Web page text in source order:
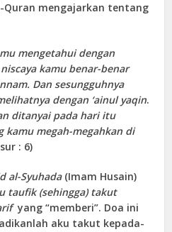
Quran mengajarkan tentang
mengetahui dengan
kamu benar-benar
Dan sesungguhnya
dengan ‘ainul yaqin.
ditanyai pada hari itu
kamu megah-megahkan di
: 6)
al-Syuhada(Imam Husain)
taufik (sehingga) takut
yang “memberi”. Doa ini
aku takut kepada-